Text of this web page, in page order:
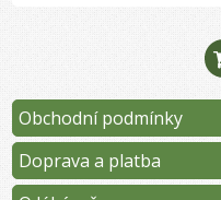
Obchodní podmínky
Doprava a platba